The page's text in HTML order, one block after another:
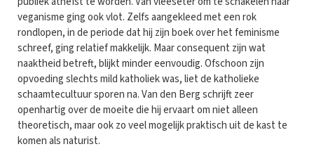
veganisme ging ook vlot. Zelfs aangekleed met een rok
rondlopen, in de periode dat hij zijn boek over het feminisme
schreef, ging relatief makkelijk. Maar consequent zijn wat
naaktheid betreft, blijkt minder eenvoudig. Ofschoon zijn
opvoeding slechts mild katholiek was, liet de katholieke
schaamtecultuur sporen na. Van den Berg schrijft zeer
openhartig over de moeite die hij ervaart om niet alleen
theoretisch, maar ook zo veel mogelijk praktisch uit de kast te
komen als naturist.